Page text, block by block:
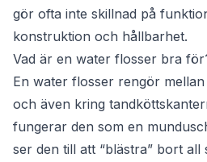
gör ofta inte skillnad på
konstruktion och hållbarhet.
Vad är en water flosser bra
En water flosser rengör
och även kring
fungerar den som en
ser den till att “blästra” bort all